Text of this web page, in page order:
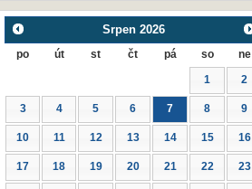
Srpen 2026
po út st čt pá so ne
1 2
3 4 5 6 7 8 9
10 11 12 13 14 15 16
17 18 19 20 21 22 23